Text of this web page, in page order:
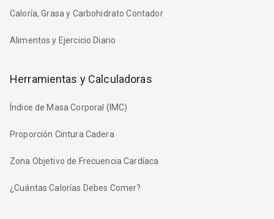
Caloría, Grasa y Carbohidrato Contador
Alimentos y Ejercicio Diario
Herramientas y Calculadoras
Índice de Masa Corporal (IMC)
Proporción Cintura Cadera
Zona Objetivo de Frecuencia Cardíaca
¿Cuántas Calorías Debes Comer?